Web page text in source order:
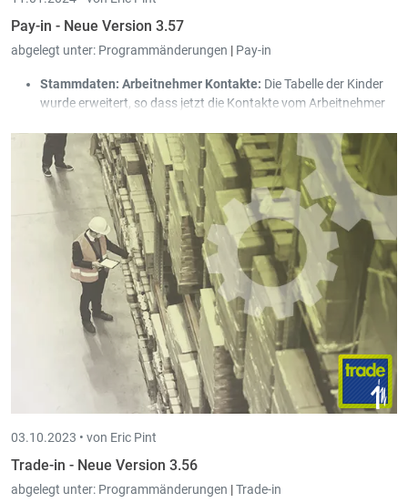
Pay-in - Neue Version 3.57
abgelegt unter: Programmänderungen | Pay-in
Stammdaten: Arbeitnehmer Kontakte: Die Tabelle der Kinder
wurde erweitert, so dass jetzt die Kontakte vom Arbeitnehmer
Es gibt 3 Kontakt-Typen:
Partner
Kind
Kontakt
Die Felder "Sozialversicherungsnr. Partner", "Name Partner" und
"Vorname Partner" wurden in die neuen Kontakt-Tabelle
migriert.
03.10.2023 • von Eric Pint
Trade-in - Neue Version 3.56
abgelegt unter: Programmänderungen |Trade-in